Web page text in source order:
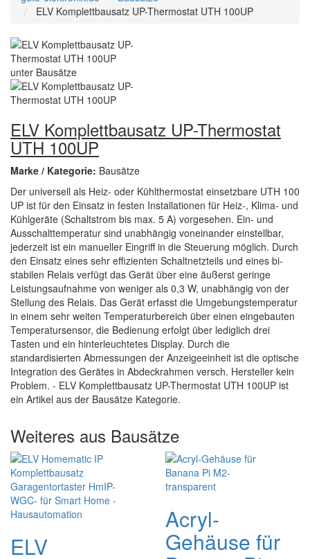
ELV Komplettbausatz UP-Thermostat UTH 100UP
ELV Komplettbausatz UP-Thermostat
UTH 100UP
Marke / Kategorie: Bausätze
Der universell als Heiz- oder Kühlthermostat einsetzbare UTH 100
UP ist für den Einsatz in festen Installationen für Heiz-, Klima- und
Kühlgeräte (Schaltstrom bis max. 5 A) vorgesehen. Ein- und
Ausschalttemperatur sind unabhängig voneinander einstellbar,
jederzeit ist ein manueller Eingriff in die Steuerung möglich. Durch
den Einsatz eines sehr effizienten Schaltnetzteils und eines bi­
stabilen Relais verfügt das Gerät über eine äußerst geringe
Leistungsaufnahme von weniger als 0,3 W, unabhängig von der
Stellung des Relais. Das Gerät erfasst die Umgebungstemperatur
in einem sehr weiten Temperaturbereich über einen eingebauten
Temperatursensor, die Bedienung erfolgt über lediglich drei
Tasten und ein hinterleuchtetes Display. Durch die
standardisierten Abmessungen der Anzeigeeinheit ist die optische
Integration des Gerätes in Abdeckrahmen versch. Hersteller kein
Problem. - ELV Komplettbausatz UP-Thermostat UTH 100UP ist
ein Artikel aus der Bausätze Kategorie.
Weiteres aus Bausätze
ELV
Acryl-
Gehäuse für